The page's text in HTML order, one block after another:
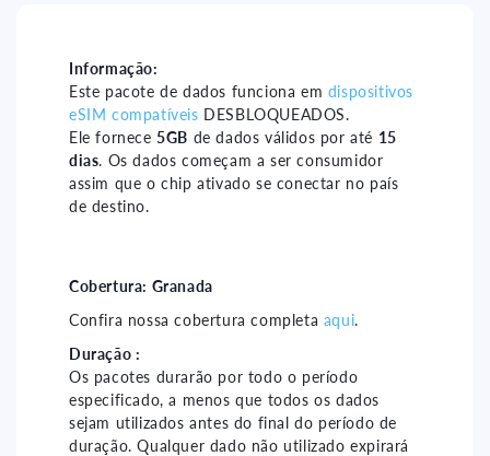
-
5gb
-
5gb
Informação:
Este pacote de dados funciona em dispositivos
eSIM compatíveis DESBLOQUEADOS.
Ele fornece 5GB de dados válidos por até 15
dias. Os dados começam a ser consumidor
assim que o chip ativado se conectar no país
de destino.
Cobertura: Granada
Confira nossa cobertura completa aqui.
Duração :
Os pacotes durarão por todo o período
especificado, a menos que todos os dados
sejam utilizados antes do final do período de
duração. Qualquer dado não utilizado expirará